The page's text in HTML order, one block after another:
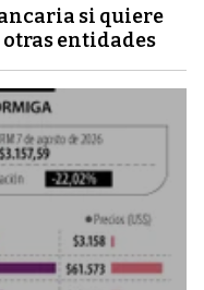
si quiere
entidades